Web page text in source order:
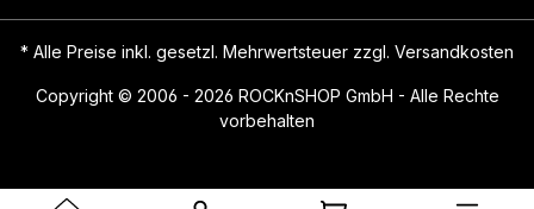
* Alle Preise inkl. gesetzl. Mehrwertsteuer zzgl. Versandkosten
Copyright © 2006 - 2026 ROCKnSHOP GmbH - Alle Rechte
vorbehalten